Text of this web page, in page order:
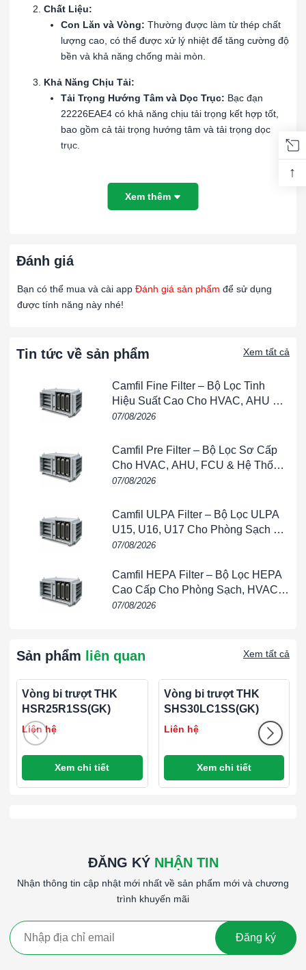
Chất Liệu:
Con Lăn và Vòng: Thường được làm từ thép chất
lượng cao, có thể được xử lý nhiệt để tăng cường độ
bền và khả năng chống mài mòn.
Khả Năng Chịu Tải:
Tải Trọng Hướng Tâm và Dọc Trục: Bạc đạn
22226EAE4 có khả năng chịu tải trọng kết hợp tốt,
bao gồm cả tải trọng hướng tâm và tải trọng dọc
trục.
Khả Năng Căn Chỉnh Tự Động:
tự căn chỉnh, giúp giảm sự tiếp xúc không đều và
Độ Chính Xác:
cao, phù hợp cho các ứng dụng yêu cầu sự ổn định
và hiệu suất cao.
Đường Kính Trong (d):130 mm
Đường Kính Ngoài (D):
64 mm
Ứng Dụng:
Ngành Công Nghiệp Nặng:
máy nghiền, máy xúc, và thiết bị xây dựng, nơi cần
khả năng chịu tải trọng lớn và tự căn chỉnh.
Thích hợp cho các ứng dụng trong hộp số và trục
chính trong xe hơi, đặc biệt trong các hệ thống cần
chịu tải trọng lớn và yêu cầu độ ổn định cao.
Ngành Công Nghiệp Máy Móc:
Phù hợp cho các máy móc công nghiệp, máy gia
công, và thiết bị cần khả năng chịu tải trọng lớn và
Được sử dụng trong các ứng dụng yêu cầu độ chính
Xem thêm
Đánh giá
Bạn có thể mua và cài app Đánh giá sản phẩm để sử dụng
được tính năng này nhé!
Tin tức về sản phẩm Xem tất cả
Camfil Fine Filter – Bộ Lọc Tinh
Hiệu Suất Cao Cho HVAC, AHU &
Phòng Sạch
07/08/2026
Camfil Pre Filter – Bộ Lọc Sơ Cấp
Cho HVAC, AHU, FCU & Hệ Thống
Thông Gió
07/08/2026
Camfil ULPA Filter – Bộ Lọc ULPA
U15, U16, U17 Cho Phòng Sạch &
Bán Dẫn
07/08/2026
Camfil HEPA Filter – Bộ Lọc HEPA
Cao Cấp Cho Phòng Sạch, HVAC,
FFU & Nhà Máy
07/08/2026
Sản phẩm liên quan Xem tất cả
Vòng bi trượt THK
HSR25R1SS(GK)
Liên hệ
Xem chi tiết
Vòng bi trượt THK
SHS30LC1SS(GK)
Liên hệ
Xem chi tiết
ĐĂNG KÝ NHẬN TIN
Nhận thông tin cập nhật mới nhất về sản phẩm mới và chương
trình khuyến mãi
Đăng ký
↑